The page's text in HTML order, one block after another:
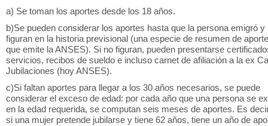
a) Se toman los aportes desde los 18 años.
b)Se pueden considerar los aportes hasta que la persona emigró y
figuran en la historia previsional (una especie de resumen de
que emite la ANSES). Si no figuran, pueden presentarse
servicios, recibos de sueldo e incluso carnet de afiliación a la ex
Jubilaciones (hoy ANSES).
c)Si faltan aportes para llegar a los 30 años necesarios, se puede
considerar el exceso de edad: por cada año que una persona se
en la edad requerida, se computan seis meses de aportes. Es
si una mujer pretende jubilarse y tiene 62 años, tiene un año de